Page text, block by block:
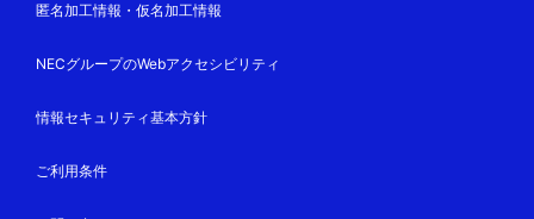
匿名加工情報・仮名加工情報
NECグループのWebアクセシビリティ
情報セキュリティ基本方針
ご利用条件